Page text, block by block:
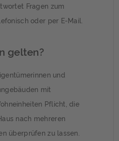
Fragen zum
oder per E-Mail.
gelten?
und
mit
Pflicht, die
nach mehreren
überprüfen zu lassen.